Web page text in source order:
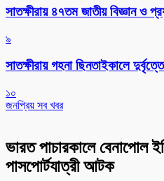
সাতক্ষীরায় ৪৭তম জাতীয় বিজ্ঞান ও
৯
সাতক্ষীরায় গহনা ছিনতাইকালে
১০
জনপ্রিয় সব খবর
ভারত পাচারকালে বেনাপোল
পাসপোর্টযাত্রী আটক